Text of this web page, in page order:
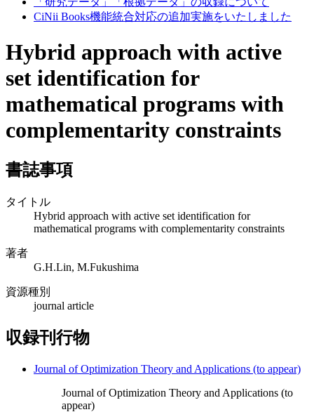
CiNii Books機能統合対応の追加実施をいたしました
Hybrid approach with active
set identification for
mathematical programs with
complementarity constraints
書誌事項
タイトル
Hybrid approach with active set identification for
mathematical programs with complementarity constraints
著者
G.H.Lin, M.Fukushima
資源種別
journal article
収録刊行物
Journal of Optimization Theory and Applications (to appear)
Journal of Optimization Theory and Applications (to
appear)